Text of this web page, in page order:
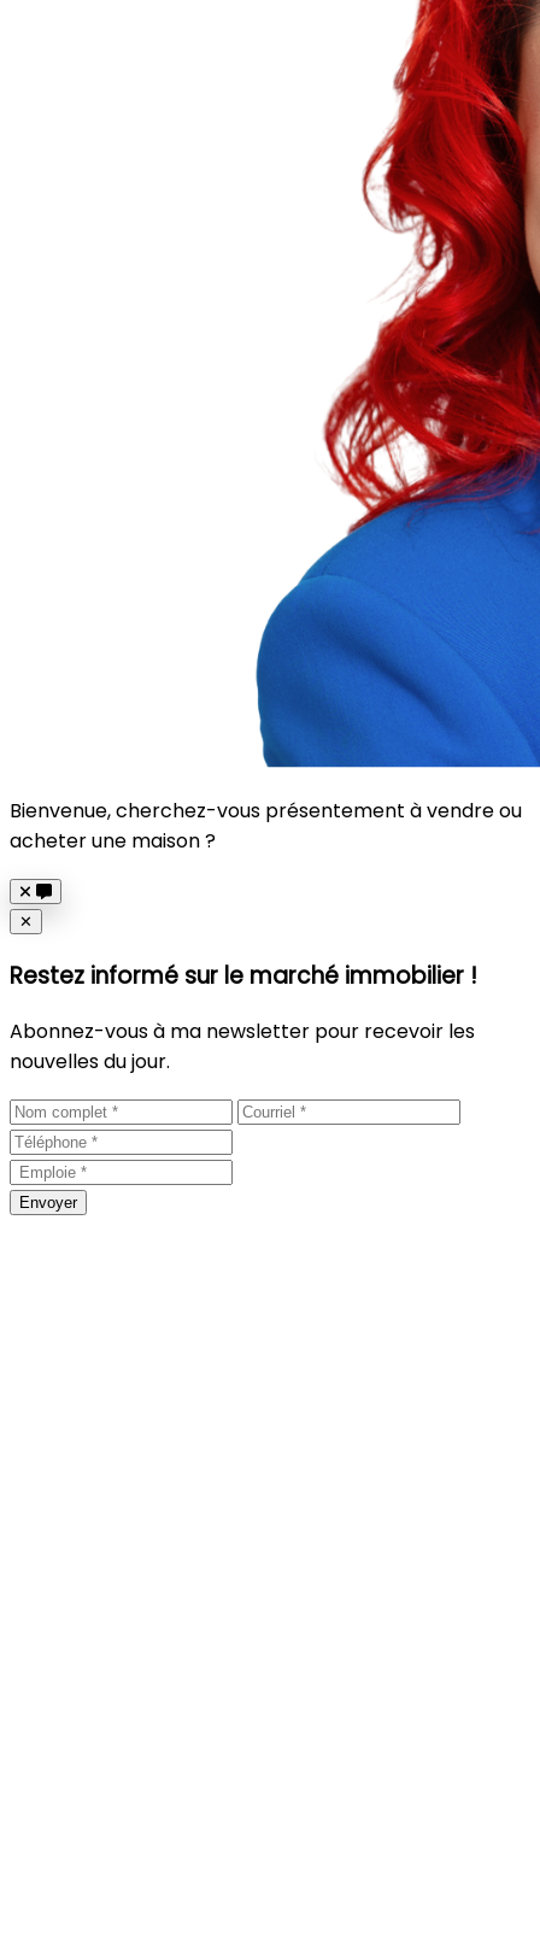
Bienvenue, cherchez-vous présentement à vendre ou
acheter une maison ?
Close
✕
Restez informé sur le marché immobilier !
Abonnez-vous à ma newsletter pour recevoir les
nouvelles du jour.
Envoyer